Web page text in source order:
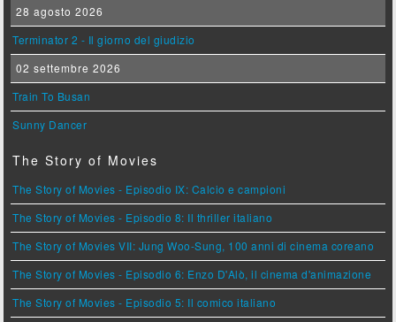
28 agosto 2026
Terminator 2 - Il giorno del giudizio
02 settembre 2026
Train To Busan
Sunny Dancer
The Story of Movies
The Story of Movies - Episodio IX: Calcio e campioni
The Story of Movies - Episodio 8: Il thriller italiano
The Story of Movies VII: Jung Woo-Sung, 100 anni di cinema coreano
The Story of Movies - Episodio 6: Enzo D'Alò, il cinema d'animazione
The Story of Movies - Episodio 5: Il comico italiano